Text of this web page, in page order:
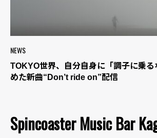
NEWS
TOKYO世界、自分自身に「調子に乗る
めた新曲“Don’t ride on”配信
Spincoaster Music Bar